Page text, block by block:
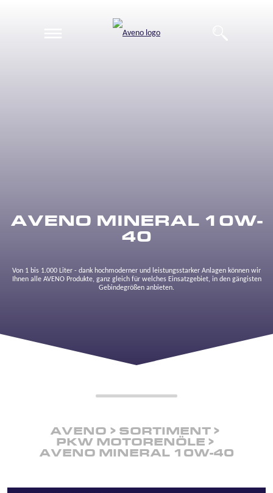
AVENO MINERAL 10W-
40
Von 1 bis 1.000 Liter - dank hochmoderner und leistungsstarker Anlagen können wir
Ihnen alle AVENO Produkte, ganz gleich für welches Einsatzgebiet, in den gängisten
Gebindegrößen anbieten.
AVENO
SORTIMENT
PKW MOTORENÖLE
AVENO MINERAL 10W-40